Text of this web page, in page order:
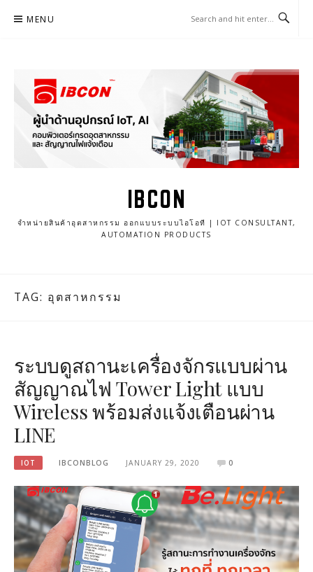
MENU
IBCON
จำหน่ายสินค้าอุตสาหกรรม ออกแบบระบบไอโอที | IOT CONSULTANT,
AUTOMATION PRODUCTS
TAG: อุตสาหกรรม
ระบบดูสถานะเครื่องจักรแบบผ่าน
สัญญาณไฟ Tower Light แบบ
Wireless พร้อมส่งแจ้งเตือนผ่าน
LINE
IOT IBCONBLOG JANUARY 29, 2020 0